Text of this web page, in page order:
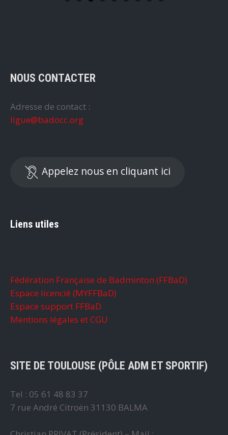
NOUS CONTACTER
Adresse de contact :
ligue@badocc.org
Appelez nous en cliquant ici
Liens utiles
Fédération Française de Badminton (FFBaD)
Espace licencié (MYFFBaD)
Espace support FFBaD
Mentions légales et CGU
SITE DE TOULOUSE (PÔLE ADM ET SPORTIF)
Tel : 05 61 48 83 37
7 rue André Citroën 31130 BALMA